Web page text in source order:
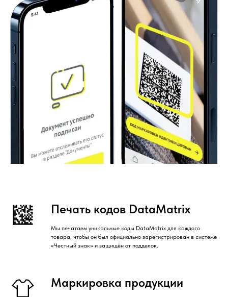
Печать кодов DataMatrix
Мы печатаем уникальные коды DataMatrix для каждого
товара, чтобы он был официально зарегистрирован в системе
«Честный знак» и защищён от подделок.
Маркировка продукции